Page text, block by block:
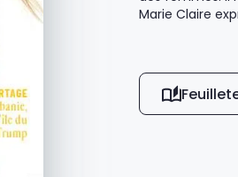
Marie Claire